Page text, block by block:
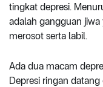
tingkat depresi.
adalah gangguan
merosot serta labil.
Ada dua macam
Depresi ringan